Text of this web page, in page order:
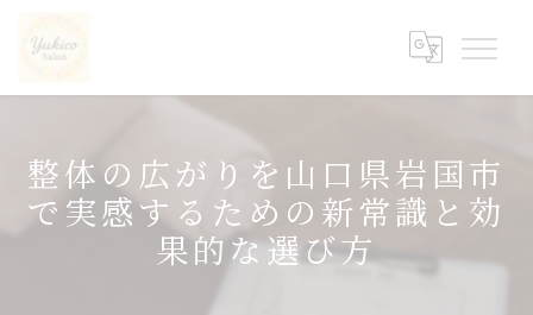
整体の広がりを山口県岩国市
で実感するための新常識と効
果的な選び方